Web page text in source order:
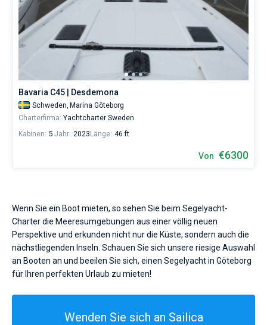
Bavaria C45 | Desdemona
Schweden, Marina Göteborg
Charterfirma: Yachtcharter Sweden
Kabinen: 5 Jahr: 2023 Länge: 46 ft
Von €6300
Wenn Sie ein Boot mieten, so sehen Sie beim Segelyacht-
Charter die Meeresumgebungen aus einer völlig neuen
Perspektive und erkunden nicht nur die Küste, sondern auch die
nächstliegenden Inseln. Schauen Sie sich unsere riesige Auswahl
an Booten an und beeilen Sie sich, einen Segelyacht in Göteborg
für Ihren perfekten Urlaub zu mieten!
Wenden Sie sich an Sailica